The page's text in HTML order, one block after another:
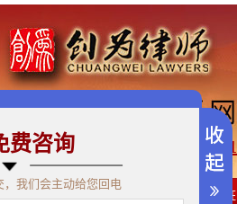
免费咨询热线：400-900-9881
客户见证
费咨询
我们会主动给您回电